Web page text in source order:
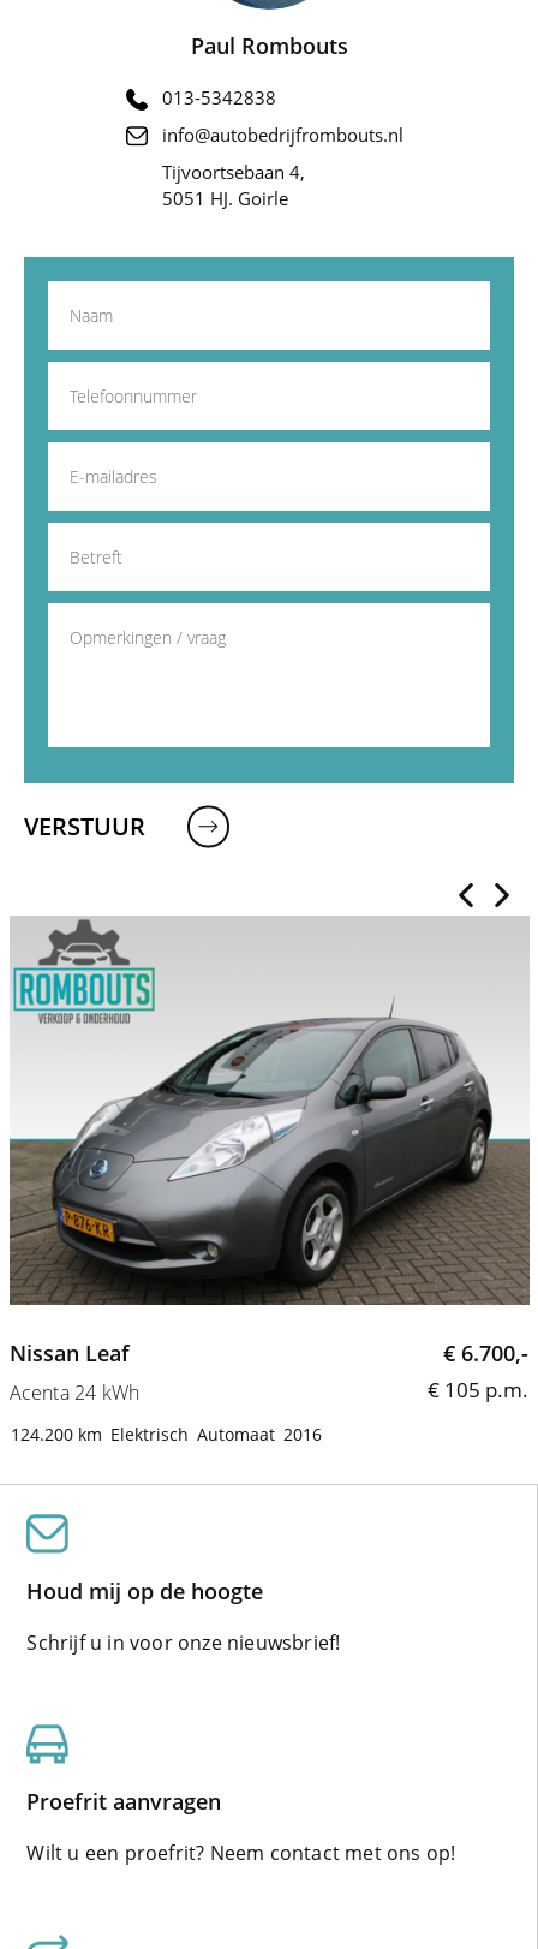
Paul Rombouts
013-5342838
info@autobedrijfrombouts.nl
Tijvoortsebaan 4,
5051 HJ. Goirle
VERSTUUR
Nissan Leaf
Acenta 24 kWh
€ 6.700,-
€ 105 p.m.
124.200 km Elektrisch Automaat 2016
Houd mij op de hoogte
Schrijf u in voor onze nieuwsbrief!
Proefrit aanvragen
Wilt u een proefrit? Neem contact met ons op!